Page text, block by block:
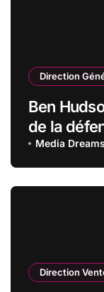
Direction
Ben
de la
qualité de
Media Dreams
Direction